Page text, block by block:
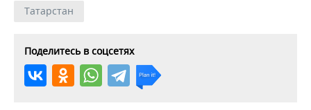
Татарстан
Поделитесь в соцсетях